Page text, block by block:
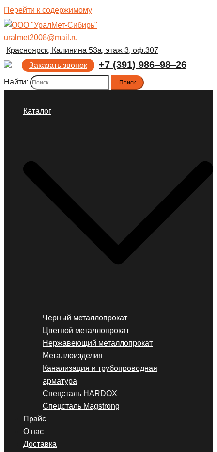
Перейти к содержимому
uralmet2008@mail.ru
Красноярск, Калинина 53а, этаж 3, оф.307
Заказать звонок
+7 (391) 986‒98‒26
Найти:
Каталог
Черный металлопрокат
Цветной металлопрокат
Нержавеющий металлопрокат
Металлоизделия
Канализация и трубопроводная
арматура
Спецсталь HARDOX
Спецсталь Magstrong
Прайс
О нас
Доставка